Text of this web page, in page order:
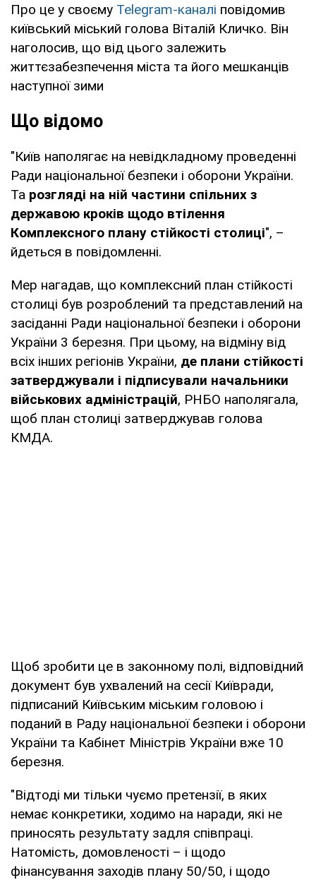
Про це у своєму Telegram-каналі повідомив
київський міський голова Віталій Кличко. Він
наголосив, що від цього залежить
життєзабезпечення міста та його мешканців
наступної зими
Що відомо
"Київ наполягає на невідкладному проведенні
Ради національної безпеки і оборони України.
Та розгляді на ній частини спільних з
державою кроків щодо втілення
Комплексного плану стійкості столиці", –
йдеться в повідомленні.
Мер нагадав, що комплексний план стійкості
столиці був розроблений та представлений на
засіданні Ради національної безпеки і оборони
України 3 березня. При цьому, на відміну від
всіх інших регіонів України, де плани стійкості
затверджували і підписували начальники
військових адміністрацій, РНБО наполягала,
щоб план столиці затверджував голова
КМДА.
Щоб зробити це в законному полі, відповідний
документ був ухвалений на сесії Київради,
підписаний Київським міським головою і
поданий в Раду національної безпеки і оборони
України та Кабінет Міністрів України вже 10
березня.
"Відтоді ми тільки чуємо претензії, в яких
немає конкретики, ходимо на наради, які не
приносять результату задля співпраці.
Натомість, домовленості – і щодо
фінансування заходів плану 50/50, і щодо